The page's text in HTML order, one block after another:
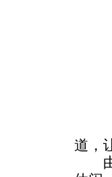
道，
由